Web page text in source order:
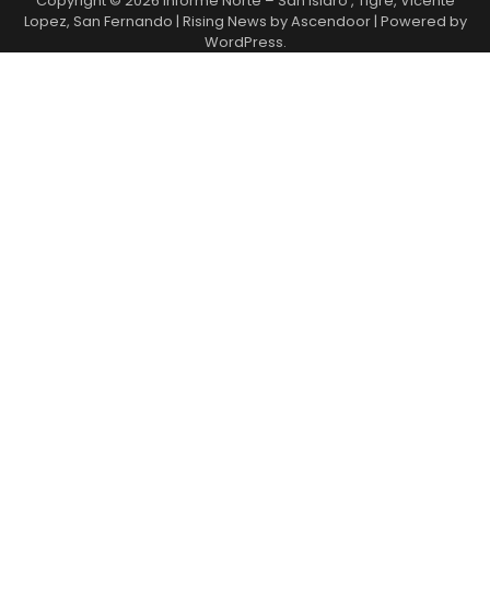
Lopez, San Fernando | Rising News byAscendoor| Powered by
WordPress.